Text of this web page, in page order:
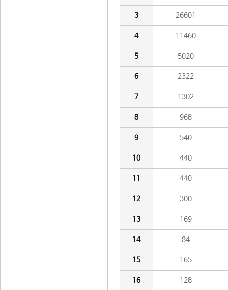
3 26601
4 11460
5 5020
6 2322
7 1302
8 968
9 540
10 440
11 440
12 300
13 169
14 84
15 165
16 128